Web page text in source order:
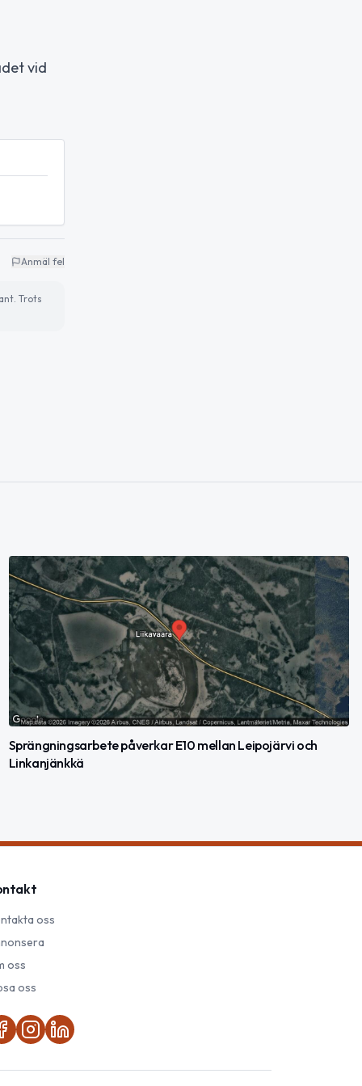
vid
Anmäl fel
Trots
Sprängningsarbete påverkar E10 mellan Leipojärvi och
Linkanjänkkä
oss
oss
oss